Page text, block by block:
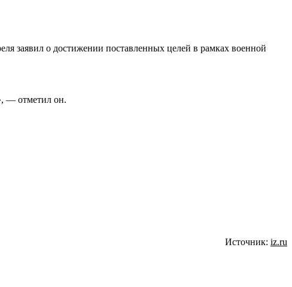
заявил о достижении поставленных целей в рамках военной
— отметил он.
Источник: iz.ru